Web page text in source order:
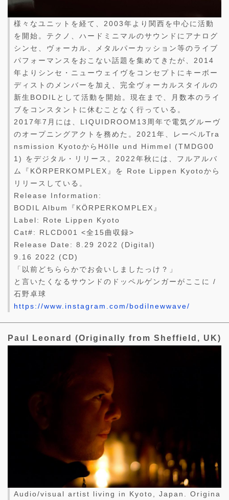
様々なユニットを経て、2003年より関西を中心に活動
を開始。テクノ、ハードミニマルのサウンドにアナログ
シンセ、ヴォーカル、メタルパーカッション等のライブ
パフォーマンスをおこない話題を集めてきたが、2014
年よりシンセ・ニューウェイヴをコンセプトにキーボー
ディストのメンバーを加え、完全ヴォーカルスタイルの
新生BODILとして活動を開始。現在まで、月数本のライ
ブをコンスタントに休むことなく行っている。
2017年7月には、LIQUIDROOM13周年で電気グルーヴ
のオープニングアクトを務めた。2021年、レーベルTra
nsmission KyotoからHölle und Himmel (TMDG00
1) をデジタル・リリース。2022年秋には、フルアルバ
ム『KÖRPERKOMPLEX』を Rote Lippen Kyotoから
リリースしている。
Release Information:
BODIL Album『KÖRPERKOMPLEX』
Label: Rote Lippen Kyoto
Cat#: RLCD001 <全15曲収録>
Release Date: 8.29 2022 (Digital)
9.16 2022 (CD)
「以前どちららかでお会いしましたっけ？」
と言いたくなるサウンドのドッペルゲンガーがここに /
石野卓球
https://www.instagram.com/bodilnewwave/
Paul Leonard (Originally from Sheffield, UK)
Audio/visual artist living in Kyoto, Japan. Origina